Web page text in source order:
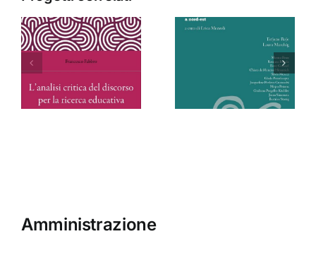
Donne
Frontiere
Scritture
Moroccan
Thought
Amministrazione